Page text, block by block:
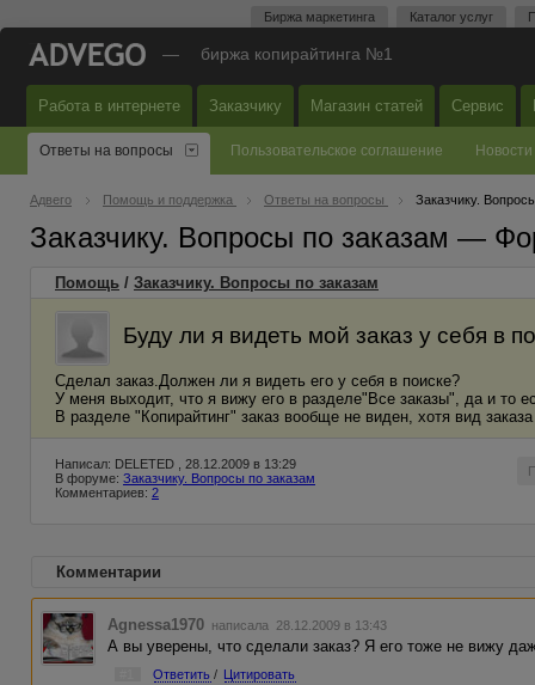
Биржа маркетинга Каталог услуг
— биржа копирайтинга №1
Работа в интернете Заказчику Магазин статей Сервис
Ответы на вопросы Пользовательское соглашение Новости
Адвего Помощь и поддержка Ответы на вопросы Заказчику.
Заказчику. Вопросы по заказам —
Помощь / Заказчику. Вопросы по заказам
Буду ли я видеть мой заказ у себя в
Сделал заказ.Должен ли я видеть его у себя в поиске?
У меня выходит, что я вижу его в разделе"Все заказы", да и то
В разделе "Копирайтинг" заказ вообще не виден, хотя вид заказа
Написал: DELETED , 28.12.2009 в 13:29
В форуме: Заказчику. Вопросы по заказам
Комментариев: 2
Комментарии
Agnessa1970 написала 28.12.2009 в 13:43
А вы уверены, что сделали заказ? Я его тоже не вижу
Ответить / Цитировать